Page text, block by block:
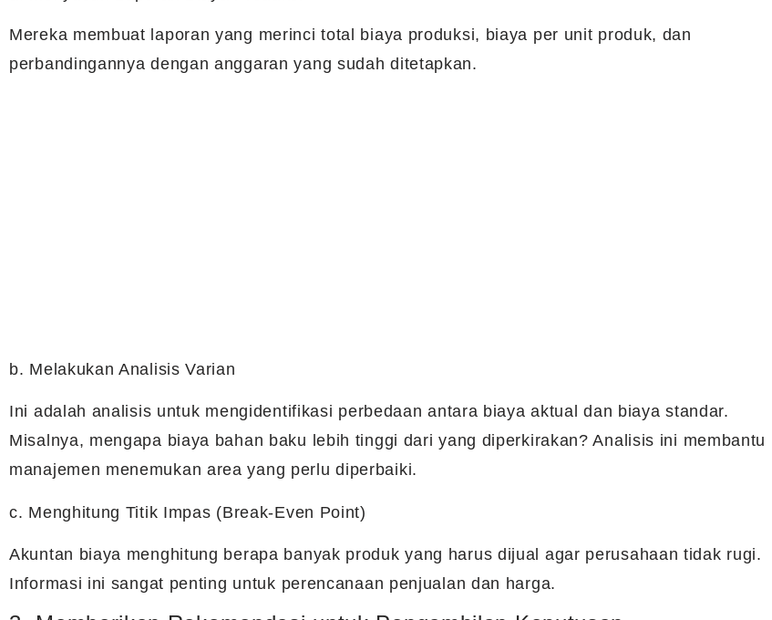
Mereka membuat laporan yang merinci total biaya produksi, biaya per unit produk, dan
perbandingannya dengan anggaran yang sudah ditetapkan.
b. Melakukan Analisis Varian
Ini adalah analisis untuk mengidentifikasi perbedaan antara biaya aktual dan biaya standar.
Misalnya, mengapa biaya bahan baku lebih tinggi dari yang diperkirakan? Analisis ini membantu
manajemen menemukan area yang perlu diperbaiki.
c. Menghitung Titik Impas (Break-Even Point)
Akuntan biaya menghitung berapa banyak produk yang harus dijual agar perusahaan tidak rugi.
Informasi ini sangat penting untuk perencanaan penjualan dan harga.